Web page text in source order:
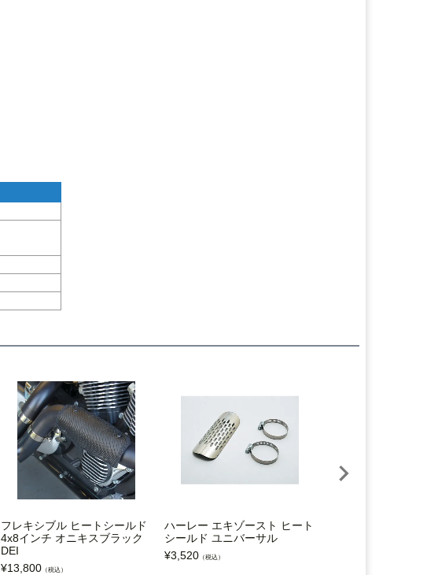
フレキシブル ヒートシールド
4x8インチ オニキスブラック
DEI
¥13,800 （税込）
ハーレー エキゾースト ヒート
シールド ユニバーサル
¥3,520 （税込）